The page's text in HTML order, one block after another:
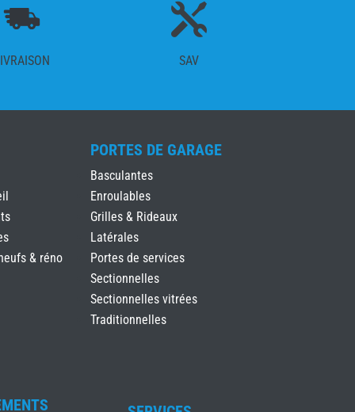

SAV
& réno
PORTES DE GARAGE
Basculantes
Enroulables
Grilles & Rideaux
Latérales
Portes de services
Sectionnelles
Sectionnelles vitrées
Traditionnelles